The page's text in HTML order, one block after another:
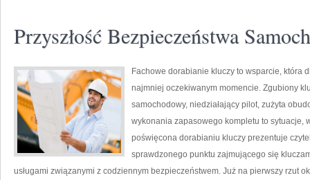
Przyszłość Bezpieczeństwa
Fachowe dorabianie kluczy to wsparcie, która
najmniej oczekiwanym momencie. Zgubiony
samochodowy, niedziałający pilot, zużyta
wykonania zapasowego kompletu to sytuacje,
poświęcona dorabianiu kluczy prezentuje
sprawdzonego punktu zajmującego się
usługami związanymi z codziennym bezpieczeństwem. Już na pierwszy rzut